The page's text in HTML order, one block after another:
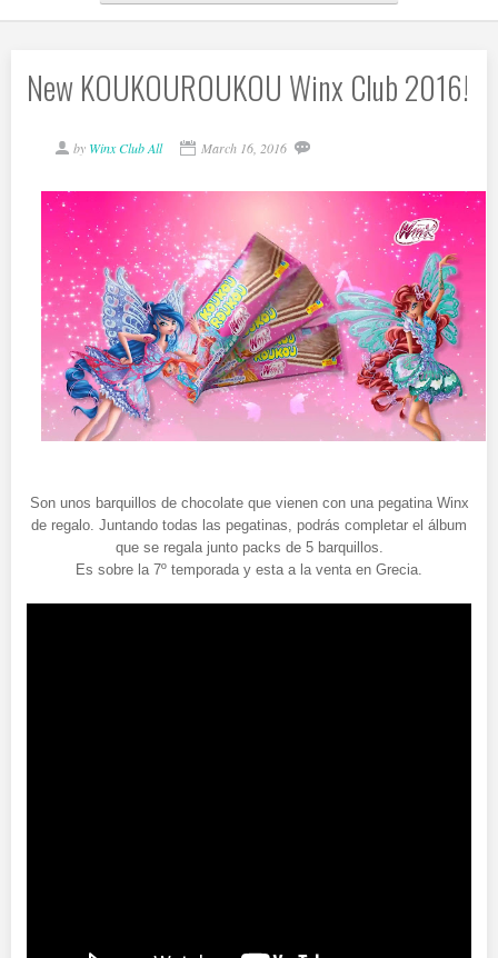
New KOUKOUROUKOU Winx Club 2016!
by Winx Club All March 16, 2016
Son unos barquillos de chocolate que vienen con una pegatina Winx
de regalo. Juntando todas las pegatinas, podrás completar el álbum
que se regala junto packs de 5 barquillos.
Es sobre la 7º temporada y esta a la venta en Grecia.